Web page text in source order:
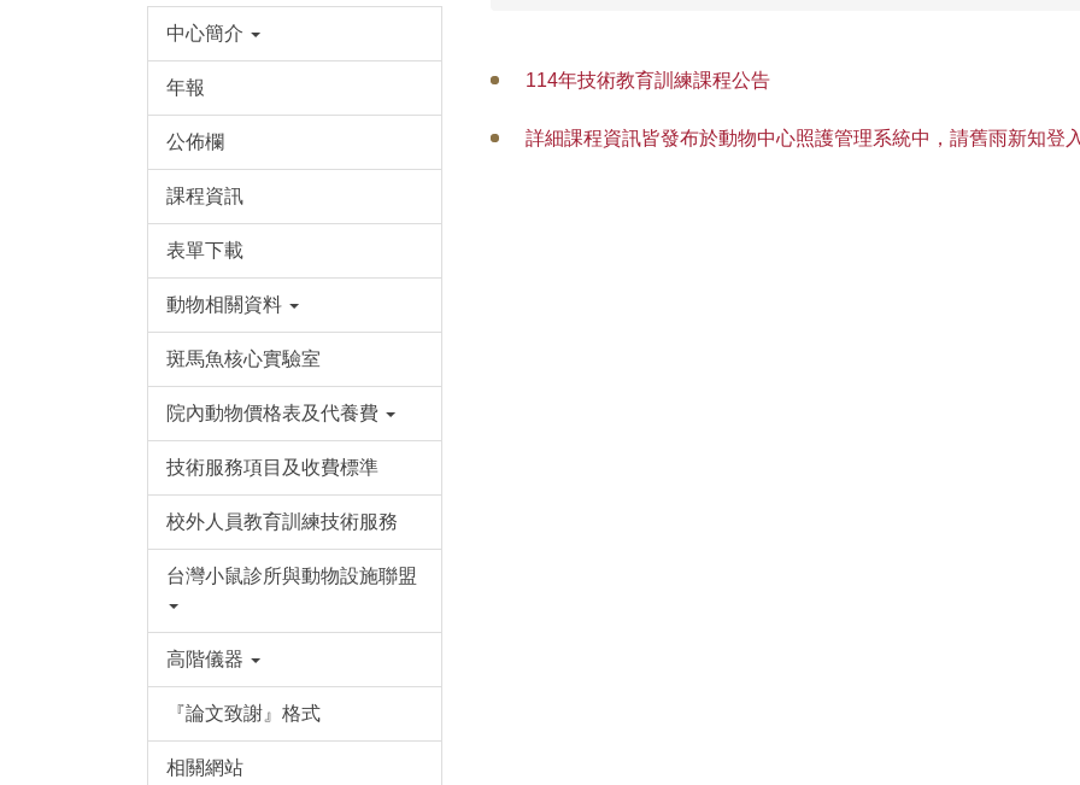
中心簡介
年報
公佈欄
課程資訊
表單下載
動物相關資料
斑馬魚核心實驗室
院內動物價格表及代養費
技術服務項目及收費標準
校外人員教育訓練技術服務
台灣小鼠診所與動物設施聯盟
高階儀器
『論文致謝』格式
相關網站
114年技術教育訓練課程公告
詳細課程資訊皆發布於動物中心照護管理系統中，請舊雨新知登